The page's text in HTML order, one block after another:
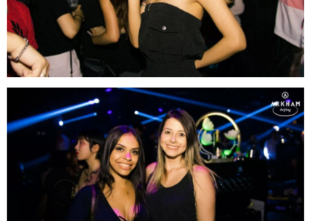
给undefined打赏
2 5 元 10 元
20 元 50 元 自定义
付费内容
¥
6位以上
6位以上